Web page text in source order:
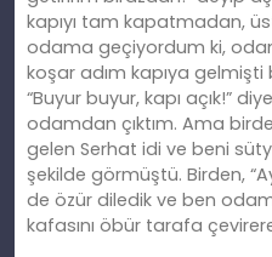
kapıyı tam kapatmadan,
odama geçiyordum ki,
koşar adım kapıya gelmişti
“Buyur buyur, kapı açık!”
odamdan çıktım. Ama
gelen Serhat idi ve beni
şekilde görmüştü. Birden,
de özür diledik ve ben
kafasını öbür tarafa